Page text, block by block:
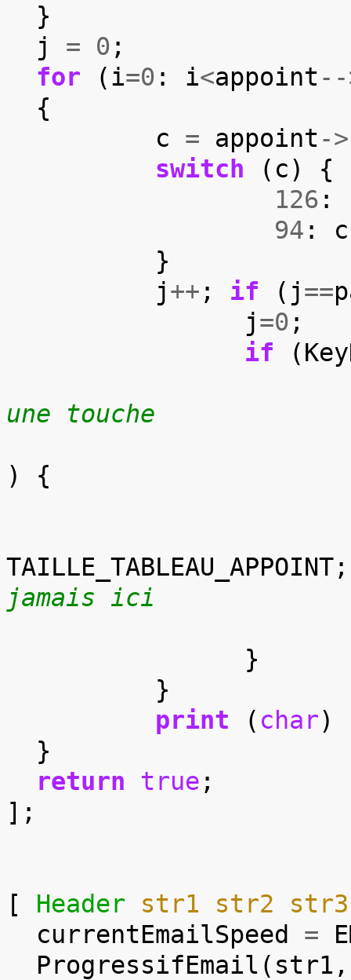
}
j
= 0 ;
for
(i=0 : i<appoint--
{
c
= appoint->
switch
( c)
{
126 :
94 :
c
}
j++ ; if ( j==
j=0 ;
if
(
une touche
) {
TAILLE_TABLEAU_APPOINT;
jamais ici
}
}
print
( char)
}
return
true ;
];
[ Header str1 str2
str3
currentEmailSpeed
=
ProgressifEmail ( str1 ,